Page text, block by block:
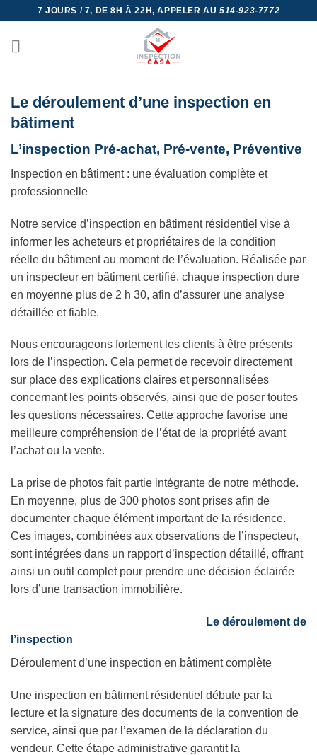
content
7 JOURS / 7, DE 8H À 22H, APPELER AU 514-923-7772
Le déroulement d’une inspection en
bâtiment
L’inspection Pré-achat, Pré-vente, Préventive
Inspection en bâtiment : une évaluation complète et
professionnelle
Notre service d’inspection en bâtiment résidentiel vise à
informer les acheteurs et propriétaires de la condition
réelle du bâtiment au moment de l’évaluation. Réalisée par
un inspecteur en bâtiment certifié, chaque inspection dure
en moyenne plus de 2 h 30, afin d’assurer une analyse
détaillée et fiable.
Nous encourageons fortement les clients à être présents
lors de l’inspection. Cela permet de recevoir directement
sur place des explications claires et personnalisées
concernant les points observés, ainsi que de poser toutes
les questions nécessaires. Cette approche favorise une
meilleure compréhension de l’état de la propriété avant
l’achat ou la vente.
La prise de photos fait partie intégrante de notre méthode.
En moyenne, plus de 300 photos sont prises afin de
documenter chaque élément important de la résidence.
Ces images, combinées aux observations de l’inspecteur,
sont intégrées dans un rapport d’inspection détaillé, offrant
ainsi un outil complet pour prendre une décision éclairée
lors d’une transaction immobilière.
Le déroulement de
l’inspection
Déroulement d’une inspection en bâtiment complète
Une inspection en bâtiment résidentiel débute par la
lecture et la signature des documents de la convention de
service, ainsi que par l’examen de la déclaration du
vendeur. Cette étape administrative garantit la